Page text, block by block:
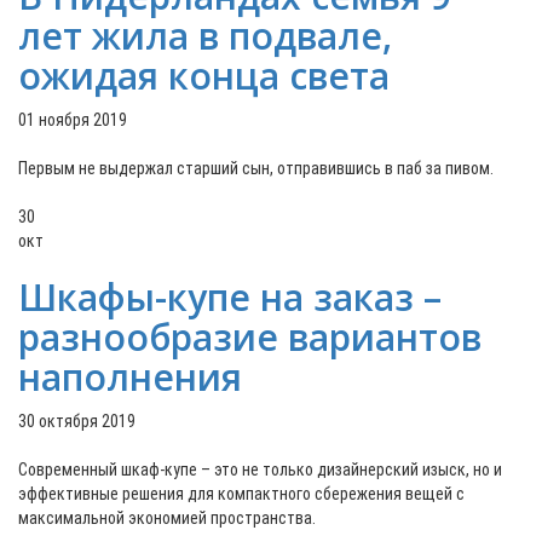
лет жила в подвале,
ожидая конца света
01 ноября 2019
Первым не выдержал старший сын, отправившись в паб за пивом.
30
окт
Шкафы-купе на заказ –
разнообразие вариантов
наполнения
30 октября 2019
Современный шкаф-купе – это не только дизайнерский изыск, но и
эффективные решения для компактного сбережения вещей с
максимальной экономией пространства.